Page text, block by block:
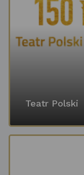
Teatr Polski